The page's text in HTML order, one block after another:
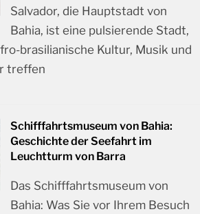
Salvador, die Hauptstadt von
Bahia, ist eine pulsierende Stadt,
brasilianische Kultur, Musik und
treffen
Schifffahrtsmuseum von Bahia:
Geschichte der Seefahrt im
Leuchtturm von Barra
Das Schifffahrtsmuseum von
Bahia: Was Sie vor Ihrem Besuch